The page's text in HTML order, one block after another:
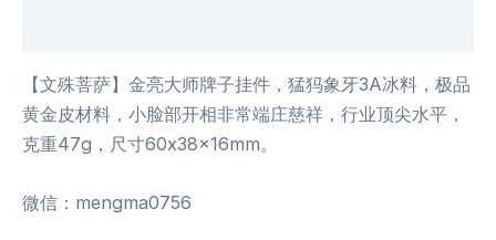
【文殊菩萨】金亮大师牌子挂件，猛犸象牙3A冰料，极品
黄金皮材料，小脸部开相非常端庄慈祥，行业顶尖水平，
克重47g，尺寸60x38x16mm。
微信：mengma0756